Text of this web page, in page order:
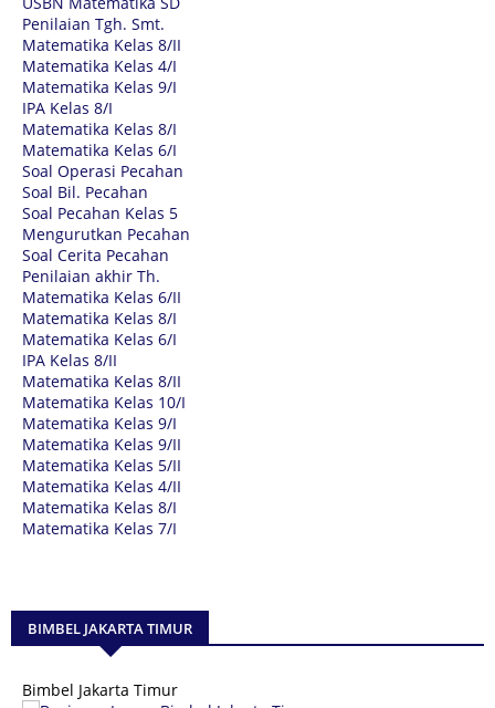
Penilaian Tgh. Smt.
Matematika Kelas 8/II
Matematika Kelas 4/I
Matematika Kelas 9/I
IPA Kelas 8/I
Matematika Kelas 8/I
Matematika Kelas 6/I
Soal Operasi Pecahan
Soal Bil. Pecahan
Soal Pecahan Kelas 5
Mengurutkan Pecahan
Soal Cerita Pecahan
Penilaian akhir Th.
Matematika Kelas 6/II
Matematika Kelas 8/I
Matematika Kelas 6/I
IPA Kelas 8/II
Matematika Kelas 8/II
Matematika Kelas 10/I
Matematika Kelas 9/I
Matematika Kelas 9/II
Matematika Kelas 5/II
Matematika Kelas 4/II
Matematika Kelas 8/I
Matematika Kelas 7/I
BIMBEL JAKARTA TIMUR
Bimbel Jakarta Timur